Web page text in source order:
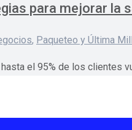
para mejorar la
, Paqueteo y Última
el 95% de los clientes